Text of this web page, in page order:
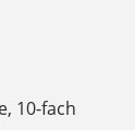
10-fach